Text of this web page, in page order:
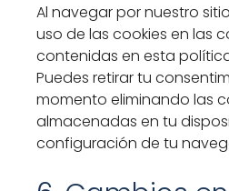
Al navegar por nuestro
uso de las cookies en las
contenidas en esta
Puedes retirar tu
momento eliminando las
almacenadas en tu
configuración de tu